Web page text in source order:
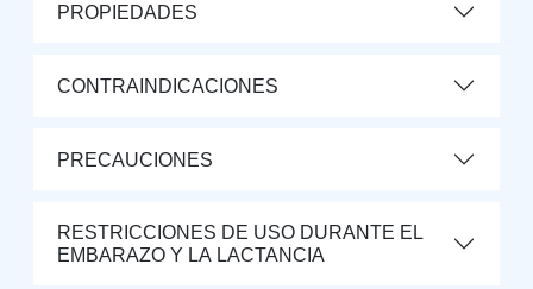
PROPIEDADES
CONTRAINDICACIONES
PRECAUCIONES
RESTRICCIONES DE USO DURANTE EL
EMBARAZO Y LA LACTANCIA